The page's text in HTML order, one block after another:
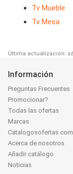
Tv Mueble
Tv Mesa
Última actualización:
Información
Preguntas Frecuentes
Promocionar?
Todas las ofertas
Marcas
Acerca de nosotros
Añadir catálogo
Noticias